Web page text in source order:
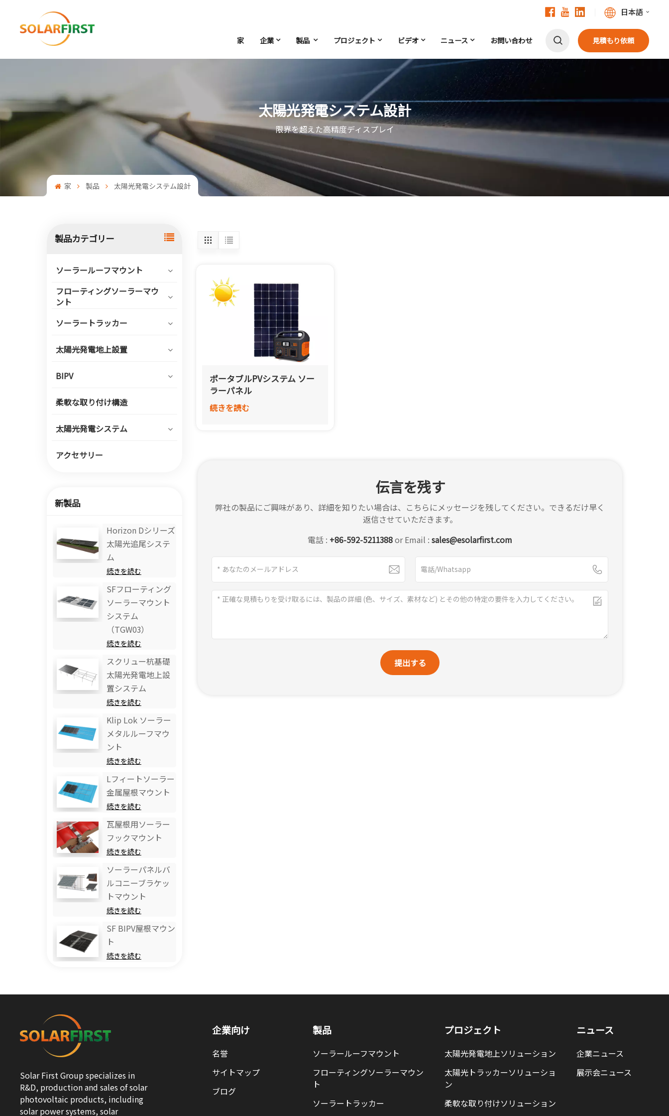
日本語
Deutsch
Español
家 企業 製品 プロジェクト ビデオ ニュース お問い合わせ 見積もり依頼
太陽光発電システム設計
限界を超えた高精度ディスプレイ
家 製品 太陽光発電システム設計
製品カテゴリー
ソーラールーフマウント
フローティングソーラーマウ
ント
ソーラートラッカー
太陽光発電地上設置
BIPV
柔軟な取り付け構造
太陽光発電システム
アクセサリー
新製品
Horizo​​n Dシリーズ
太陽光追尾システ
ム
続きを読む
SFフローティング
ソーラーマウント
システム
（TGW03）
続きを読む
スクリュー杭基礎
太陽光発電地上設
置システム
続きを読む
Klip Lok ソーラー
メタルルーフマウ
ント
続きを読む
Lフィートソーラー
金属屋根マウント
続きを読む
瓦屋根用ソーラー
フックマウント
続きを読む
ソーラーパネルバ
ルコニーブラケッ
トマウント
続きを読む
SF BIPV屋根マウン
ト
続きを読む
ポータブルPVシステム ソー
ラーパネル
続きを読む
伝言を残す
弊社の製品にご興味があり、詳細を知りたい場合は、こちらにメッセージを残してください。できるだけ早く
返信させていただきます。
電話 : +86-592-5211388 or Email :sales@esolarfirst.com
提出する
Solar First Group specializes in
R&D, production and sales of solar
photovoltaic products, including
solar power systems, solar
企業向け
名誉
サイトマップ
ブログ
製品
ソーラールーフマウント
フローティングソーラーマウン
ト
ソーラートラッカー
プロジェクト
太陽光発電地上ソリューション
太陽光トラッカーソリューショ
ン
柔軟な取り付けソリューション
ニュース
企業ニュース
展示会ニュース